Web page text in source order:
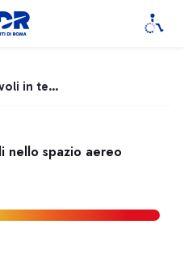
Orario voli in tempo reale
nello spazio aereo